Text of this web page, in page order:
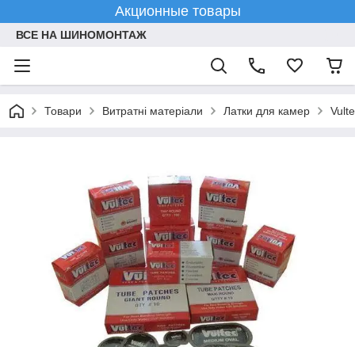
Акционные товары
ВСЕ НА ШИНОМОНТАЖ
Товари Витратні матеріали Латки для камер